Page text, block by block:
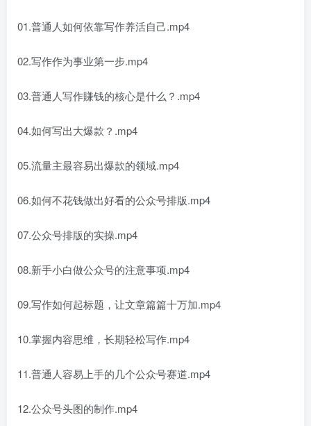
01.普通人如何依靠写作养活自己.mp4
02.写作作为事业第一步.mp4
03.普通人写作賺钱的核心是什么？.mp4
04.如何写出大爆款？.mp4
05.流量主最容易出爆款的领域.mp4
06.如何不花钱做出好看的公众号排版.mp4
07.公众号排版的实操.mp4
08.新手小白做公众号的注意事项.mp4
09.写作如何起标题，让文章篇篇十万加.mp4
10.掌握内容思维，长期轻松写作.mp4
11.普通人容易上手的几个公众号赛道.mp4
12.公众号头图的制作.mp4